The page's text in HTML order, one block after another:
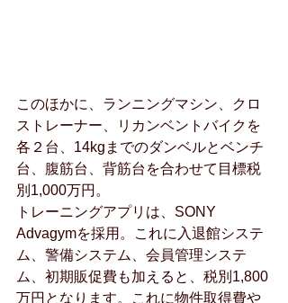
このほかに、ランニングマシン、クロ
ストレーナー、リカンベントバイクを
各２台、14kgまでのダンベルとベンチ
台、腹筋台、背筋台を合わせて目標税
別1,000万円。
トレーニングアプリは、SONY
Advagymを採用。これに入退館システ
ム、警備システム、会員管理システ
ム、初期販促費も加えると、税別1,800
万円となります。これに物件取得費や